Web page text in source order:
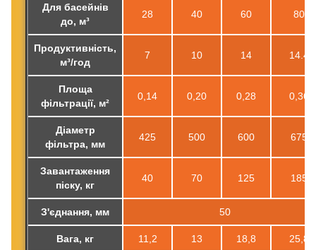
Для басейнів
до, м³
28 40 60 80
Продуктивність,
м³/год
7 10 14 14.4
Площа
фільтрації, м²
0,14 0,20 0,28 0,36
Діаметр
фільтра, мм
425 500 600 675
Завантаження
піску, кг
40 70 125 185
З'єднання, мм 50
Вага, кг 11,2 13 18,8 25,8